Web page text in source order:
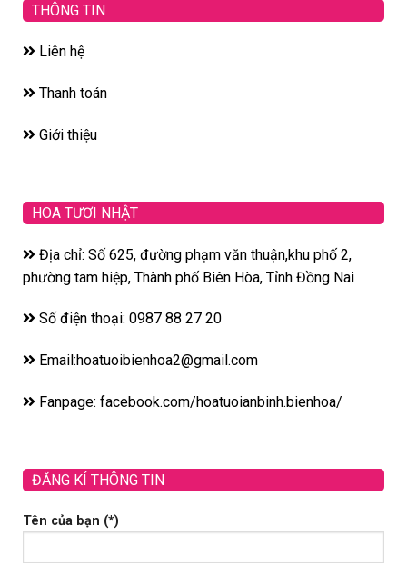
THÔNG TIN
Liên hệ
Thanh toán
Giới thiệu
HOA TƯƠI NHẬT
Địa chỉ: Số 625, đường phạm văn thuận,khu phố 2,
phường tam hiệp, Thành phố Biên Hòa, Tỉnh Đồng Nai
Số điện thoại: 0987 88 27 20
Email:hoatuoibienhoa2@gmail.com
Fanpage: facebook.com/hoatuoianbinh.bienhoa/
ĐĂNG KÍ THÔNG TIN
Tên của bạn (*)